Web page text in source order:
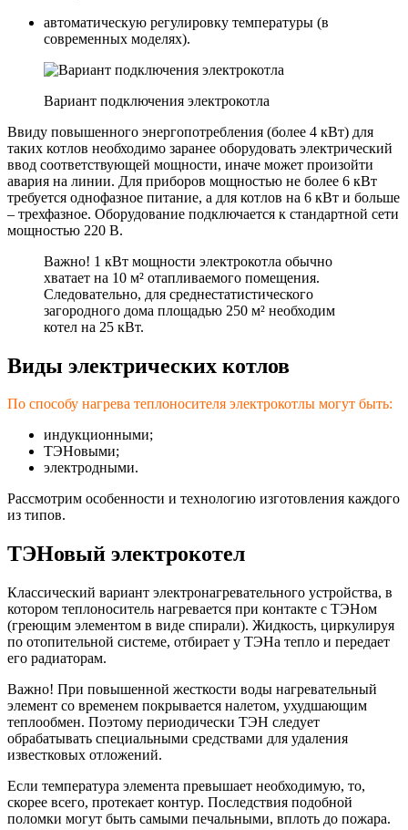
автоматическую регулировку температуры (в
современных моделях).
Вариант подключения электрокотла
Ввиду повышенного энергопотребления (более 4 кВт) для
таких котлов необходимо заранее оборудовать электрический
ввод соответствующей мощности, иначе может произойти
авария на линии. Для приборов мощностью не более 6 кВт
требуется однофазное питание, а для котлов на 6 кВт и больше
– трехфазное. Оборудование подключается к стандартной сети
мощностью 220 В.
Важно! 1 кВт мощности электрокотла обычно
хватает на 10 м² отапливаемого помещения.
Следовательно, для среднестатистического
загородного дома площадью 250 м² необходим
котел на 25 кВт.
Виды электрических котлов
По способу нагрева теплоносителя электрокотлы могут быть:
индукционными;
ТЭНовыми;
электродными.
Рассмотрим особенности и технологию изготовления каждого
из типов.
ТЭНовый электрокотел
Классический вариант электронагревательного устройства, в
котором теплоноситель нагревается при контакте с ТЭНом
(греющим элементом в виде спирали). Жидкость, циркулируя
по отопительной системе, отбирает у ТЭНа тепло и передает
его радиаторам.
Важно! При повышенной жесткости воды нагревательный
элемент со временем покрывается налетом, ухудшающим
теплообмен. Поэтому периодически ТЭН следует
обрабатывать специальными средствами для удаления
известковых отложений.
Если температура элемента превышает необходимую, то,
скорее всего, протекает контур. Последствия подобной
поломки могут быть самыми печальными, вплоть до пожара.